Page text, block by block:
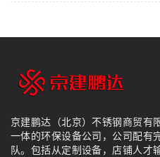
京建鹏达（北京）不锈钢商贸有
一体的环保设备公司，公司配有
队。包括从定制设备，店铺人才